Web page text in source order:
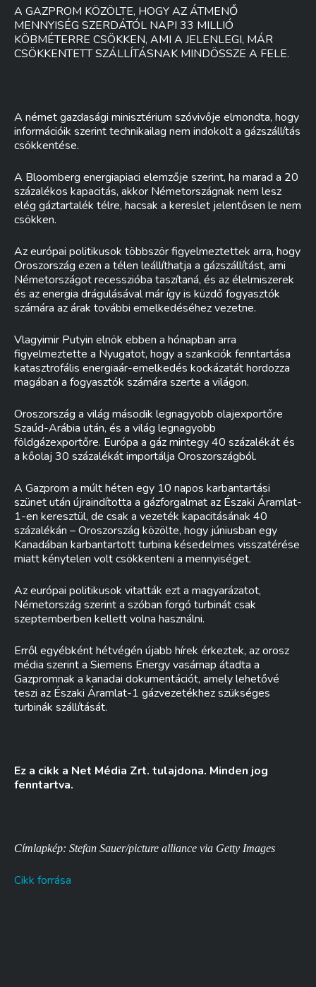
A GAZPROM KÖZÖLTE, HOGY AZ ÁTMENŐ
MENNYISÉG SZERDÁTÓL NAPI 33 MILLIÓ
KÖBMÉTERRE CSÖKKEN, AMI A JELENLEGI, MÁR
CSÖKKENTETT SZÁLLÍTÁSNAK MINDÖSSZE A FELE.
A német gazdasági minisztérium szóvivője elmondta, hogy
információik szerint technikailag nem indokolt a gázszállítás
csökkentése.
A Bloomberg energiapiaci elemzője szerint, ha marad a 20
százalékos kapacitás, akkor Németországnak nem lesz
elég gáztartalék télre, hacsak a kereslet jelentősen le nem
csökken.
Az európai politikusok többször figyelmeztettek arra, hogy
Oroszország ezen a télen leállíthatja a gázszállítást, ami
Németországot recesszióba taszítaná, és az élelmiszerek
és az energia drágulásával már így is küzdő fogyasztók
számára az árak további emelkedéséhez vezetne.
Vlagyimir Putyin elnök ebben a hónapban arra
figyelmeztette a Nyugatot, hogy a szankciók fenntartása
katasztrofális energiaár-emelkedés kockázatát hordozza
magában a fogyasztók számára szerte a világon.
Oroszország a világ második legnagyobb olajexportőre
Szaúd-Arábia után, és a világ legnagyobb
földgázexportőre. Európa a gáz mintegy 40 százalékát és
a kőolaj 30 százalékát importálja Oroszországból.
A Gazprom a múlt héten egy 10 napos karbantartási
szünet után újraindította a gázforgalmat az Északi Áramlat-
1-en keresztül, de csak a vezeték kapacitásának 40
százalékán – Oroszország közölte, hogy júniusban egy
Kanadában karbantartott turbina késedelmes visszatérése
miatt kénytelen volt csökkenteni a mennyiséget.
Az európai politikusok vitatták ezt a magyarázatot,
Németország szerint a szóban forgó turbinát csak
szeptemberben kellett volna használni.
Erről egyébként hétvégén újabb hírek érkeztek, az orosz
média szerint a Siemens Energy vasárnap átadta a
Gazpromnak a kanadai dokumentációt, amely lehetővé
teszi az Északi Áramlat-1 gázvezetékhez szükséges
turbinák szállítását.
Ez a cikk a Net Média Zrt. tulajdona. Minden jog
fenntartva.
Címlapkép: Stefan Sauer/picture alliance via Getty Images
Cikk forrása